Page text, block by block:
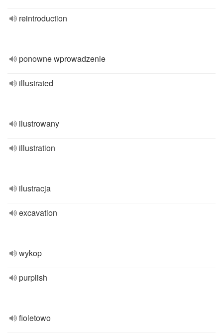
reintroduction
ponowne wprowadzenie
illustrated
ilustrowany
illustration
ilustracja
excavation
wykop
purplish
fioletowo